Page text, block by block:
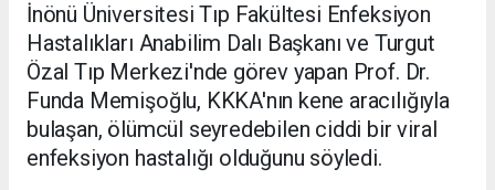
İnönü Üniversitesi Tıp Fakültesi Enfeksiyon
Hastalıkları Anabilim Dalı Başkanı ve Turgut
Özal Tıp Merkezi'nde görev yapan Prof. Dr.
Funda Memişoğlu, KKKA'nın kene aracılığıyla
bulaşan, ölümcül seyredebilen ciddi bir viral
enfeksiyon hastalığı olduğunu söyledi.